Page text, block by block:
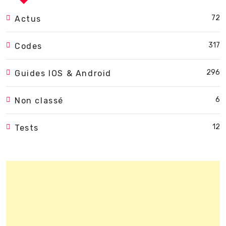
Actus 72
Codes 317
Guides IOS & Android 296
Non classé 6
Tests 12